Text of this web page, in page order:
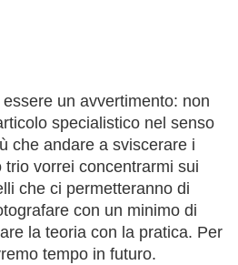
essere un avvertimento: non
specialistico nel senso
che andare a sviscerare i
vorrei concentrarmi sui
che ci permetteranno di
con un minimo di
la teoria con la pratica. Per
tempo in futuro.